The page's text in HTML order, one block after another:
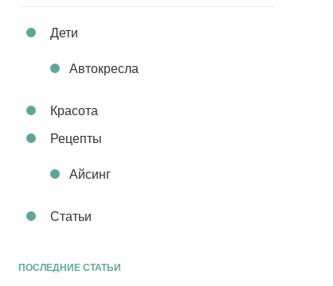
Дети
Автокресла
Красота
Рецепты
Айсинг
Статьи
ПОСЛЕДНИЕ СТАТЬИ